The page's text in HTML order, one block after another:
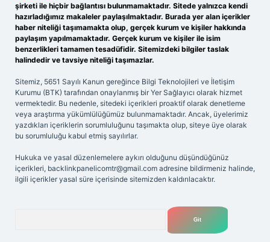
şirketi ile hiçbir bağlantısı bulunmamaktadır. Sitede yalnızca kendi
hazırladığımız makaleler paylaşılmaktadır. Burada yer alan içerikler
haber niteliği taşımamakta olup, gerçek kurum ve kişiler hakkında
paylaşım yapılmamaktadır. Gerçek kurum ve kişiler ile isim
benzerlikleri tamamen tesadüfidir. Sitemizdeki bilgiler taslak
halindedir ve tavsiye niteliği taşımazlar.
Sitemiz, 5651 Sayılı Kanun gereğince Bilgi Teknolojileri ve İletişim
Kurumu (BTK) tarafından onaylanmış bir Yer Sağlayıcı olarak hizmet
vermektedir. Bu nedenle, sitedeki içerikleri proaktif olarak denetleme
veya araştırma yükümlülüğümüz bulunmamaktadır. Ancak, üyelerimiz
yazdıkları içeriklerin sorumluluğunu taşımakta olup, siteye üye olarak
bu sorumluluğu kabul etmiş sayılırlar.
Hukuka ve yasal düzenlemelere aykırı olduğunu düşündüğünüz
içerikleri, backlinkpanelicomtr@gmail.com adresine bildirmeniz halinde,
ilgili içerikler yasal süre içerisinde sitemizden kaldırılacaktır.